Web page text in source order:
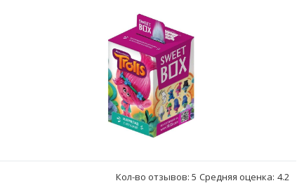
Кол-во отзывов: 5 Средняя оценка: 4.2